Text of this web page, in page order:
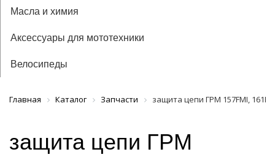
Масла и химия
Аксессуары для мототехники
Велосипеды
Главная Каталог Запчасти защита цепи ГРМ 157FMI,
защита цепи ГРМ